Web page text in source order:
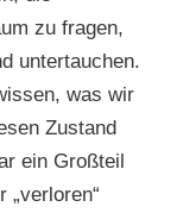
zu fragen,
untertauchen.
was wir
Zustand
ein Großteil
„verloren“